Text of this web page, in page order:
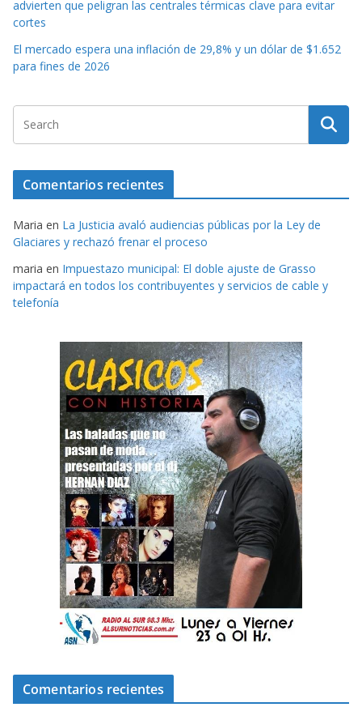
advierten que peligran las centrales térmicas clave para evitar
cortes
El mercado espera una inflación de 29,8% y un dólar de $1.652
para fines de 2026
Comentarios recientes
Maria en La Justicia avaló audiencias públicas por la Ley de
Glaciares y rechazó frenar el proceso
maria en Impuestazo municipal: El doble ajuste de Grasso
impactará en todos los contribuyentes y servicios de cable y
telefonía
Comentarios recientes